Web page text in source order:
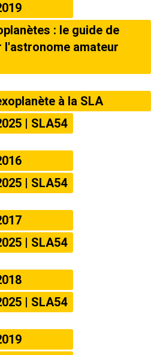
: le guide de
l'astronome amateur
à la SLA
| SLA54
| SLA54
| SLA54
| SLA54